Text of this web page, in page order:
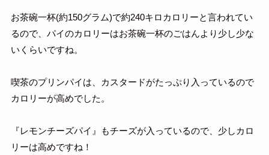
お茶碗一杯(約150グラム)で約240キロカロリーと言われてい
るので、パイのカロリーはお茶碗一杯のごはんより少し少な
いくらいですね。
喫茶のプリンパイは、カスタードがたっぷり入っているので
カロリーが高めでした。
『レモンチーズパイ』もチーズが入っているので、少しカロ
リーは高めですね！